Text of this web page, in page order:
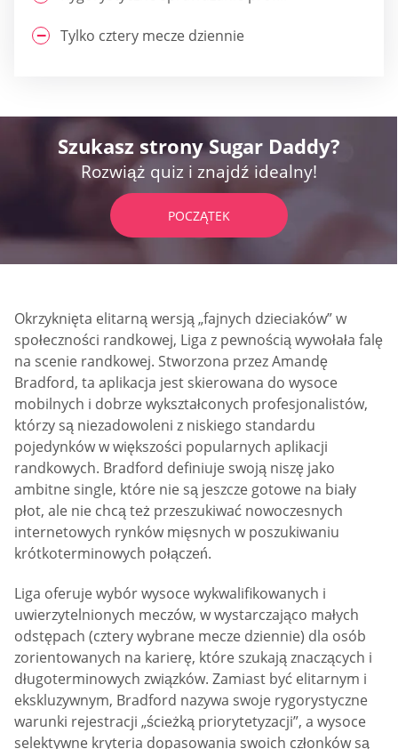
Tylko cztery mecze dziennie
Szukasz strony Sugar Daddy?
Rozwiąż quiz i znajdź idealny!
POCZĄTEK
Okrzyknięta elitarną wersją „fajnych dzieciaków” w
społeczności randkowej, Liga z pewnością wywołała falę
na scenie randkowej. Stworzona przez Amandę
Bradford, ta aplikacja jest skierowana do wysoce
mobilnych i dobrze wykształconych profesjonalistów,
którzy są niezadowoleni z niskiego standardu
pojedynków w większości popularnych aplikacji
randkowych. Bradford definiuje swoją niszę jako
ambitne single, które nie są jeszcze gotowe na biały
płot, ale nie chcą też przeszukiwać nowoczesnych
internetowych rynków mięsnych w poszukiwaniu
krótkoterminowych połączeń.
Liga oferuje wybór wysoce wykwalifikowanych i
uwierzytelnionych meczów, w wystarczająco małych
odstępach (cztery wybrane mecze dziennie) dla osób
zorientowanych na karierę, które szukają znaczących i
długoterminowych związków. Zamiast być elitarnym i
ekskluzywnym, Bradford nazywa swoje rygorystyczne
warunki rejestracji „ścieżką priorytetyzacji”, a wysoce
selektywne kryteria dopasowania swoich członków są